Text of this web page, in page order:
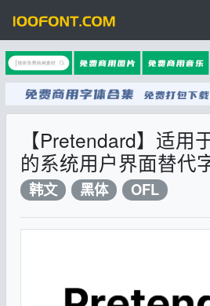
【Pretendard】适用
的系统用户界面替代
韩文
黑体 OFL